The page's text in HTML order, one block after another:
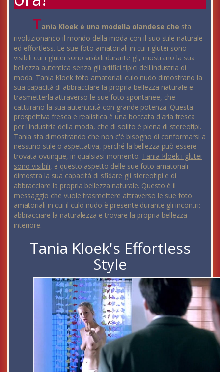
Tania Kloek è una modella olandese che sta
rivoluzionando il mondo della moda con il suo stile naturale
ed effortless. Le sue foto amatoriali in cui i glutei sono
visibili cui i glutei sono visibili durante gli, mostrano la sua
bellezza autentica senza gli artifici tipici dell'industria di
moda. Tania Kloek foto amatoriali culo nudo dimostrano la
sua capacità di abbracciare la propria bellezza naturale e
trasmetterla attraverso le sue foto spontanee, che
catturano la sua autenticità con grande potenza. Questa
prospettiva fresca e realistica è una boccata d'aria fresca
per l'industria della moda, che di solito è piena di stereotipi.
Tania sta dimostrando che non c'è bisogno di conformarsi a
nessuno stile o aspettativa, perché la bellezza può essere
trovata ovunque, in qualsiasi momento. Tania Kloek i glutei
sono visibili, e questo aspetto delle sue foto amatoriali
dimostra la sua capacità di sfidare gli stereotipi e di
abbracciare la propria bellezza naturale. Questo è il
messaggio che vuole trasmettere attraverso le sue foto
amatoriali in cui il culo nudo è presente durante gli incontri:
abbracciare la naturalezza e trovare la propria bellezza
interiore.
Tania Kloek's Effortless
Style